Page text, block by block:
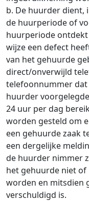
b. De huurder dient,
de huurperiode of
huurperiode
wijze een defect
van het gehuurde
direct/onverwijld
telefoonnummer dat
huurder
24 uur per dag
worden gesteld om
een gehuurde zaak
een dergelijke
de huurder nimmer
het gehuurde niet
worden en mitsdien
verschuldigd is.